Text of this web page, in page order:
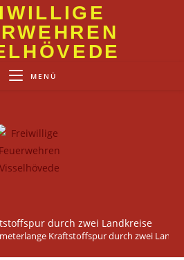
MENÜ
durch zwei Landkreise
Kraftstoffspur durch zwei